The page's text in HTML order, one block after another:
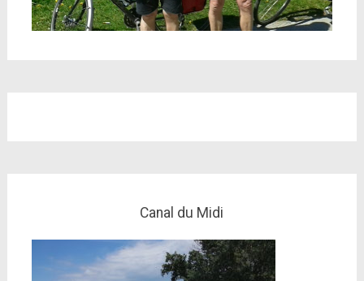
Canal du Midi